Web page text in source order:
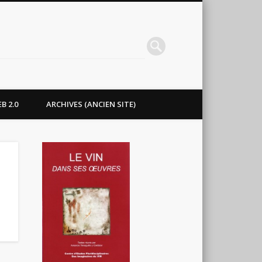
2.0 ARCHIVES (ANCIEN SITE)